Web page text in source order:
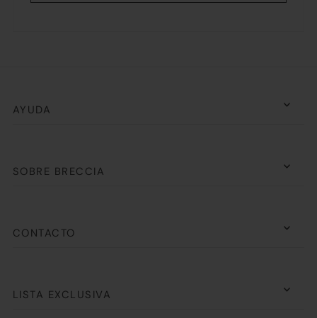
AYUDA
SOBRE BRECCIA
CONTACTO
LISTA EXCLUSIVA